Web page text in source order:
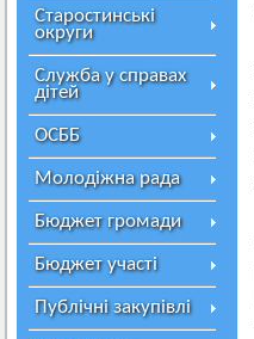
Старостинські
округи
Служба у справах
дітей
ОСББ
Молодіжна рада
Бюджет громади
Бюджет участі
Публічні закупівлі